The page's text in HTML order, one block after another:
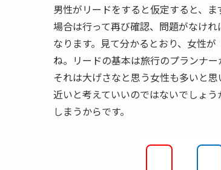
男性がリードをすると仮定すると、
場合は行って再び確認、問題がなけ
なります。見て分かるとおり、女性
ね。リードの基本は旅行のプランナー
それは大げさなと思う女性も多いと
近いと考えていいのではないでしょ
しまうからです。